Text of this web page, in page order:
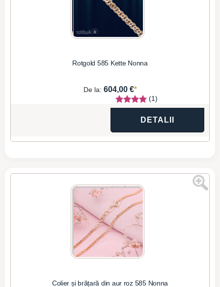
Rotgold 585 Kette Nonna
De la: 604,00 €*
(1)
DETALII
Colier și brățară din aur roz 585 Nonna